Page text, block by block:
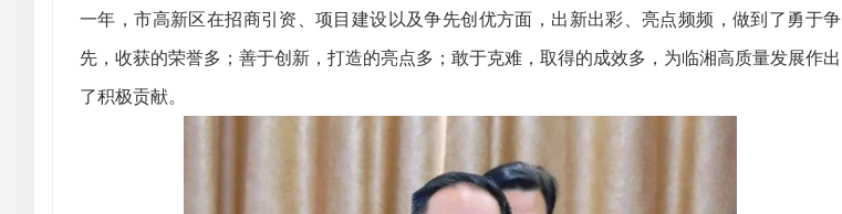
一年，市高新区在招商引资、项目建设以及争先创优方面，出新出彩、亮点频频，做到了勇于争
先，收获的荣誉多；善于创新，打造的亮点多；敢于克难，取得的成效多，为临湘高质量发展作出
了积极贡献。